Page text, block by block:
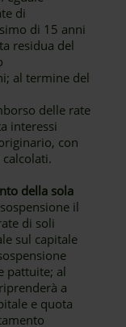
di
di 15 anni
residua del
al termine del
delle rate
interessi
con
della sola
il
di soli
sul capitale
pattuite; al
a
e quota